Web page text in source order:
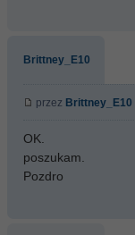
Brittney_E10
przez Brittney_E10
OK.
poszukam.
Pozdro